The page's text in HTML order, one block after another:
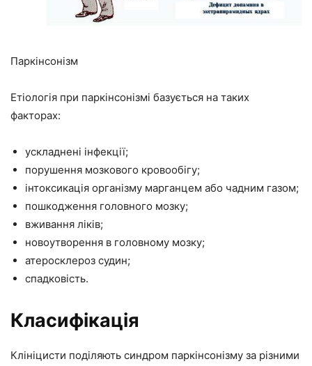
Паркінсонізм
Етіологія при паркінсонізмі базується на таких
факторах:
ускладнені інфекції;
порушення мозкового кровообігу;
інтоксикація організму марганцем або чадним газом;
пошкодження головного мозку;
вживання ліків;
новоутворення в головному мозку;
атеросклероз судин;
спадковість.
Класифікація
Клініцисти поділяють синдром паркінсонізму за різними